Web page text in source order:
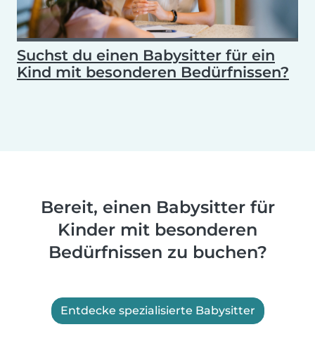
Suchst du einen Babysitter für ein
Kind mit besonderen Bedürfnissen?
Bereit, einen Babysitter für
Kinder mit besonderen
Bedürfnissen zu buchen?
Entdecke spezialisierte Babysitter